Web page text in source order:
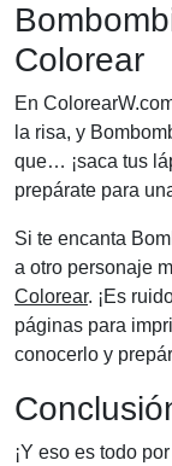
Colorear
En
la risa, y
que… ¡saca tus
prepárate para
Si te encanta
a otro personaje
Colorear. ¡Es
páginas para
conocerlo y
¡Y eso es todo